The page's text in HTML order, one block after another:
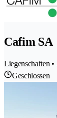
Cafim SA
Liegenschaften
Geschlossen